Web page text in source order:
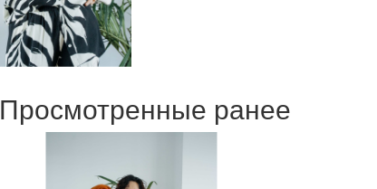
Просмотренные ранее